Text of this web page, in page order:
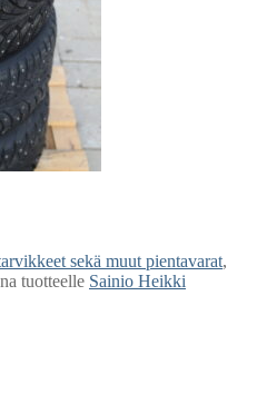
sekä muut pientavarat,
tuotteelle Sainio Heikki